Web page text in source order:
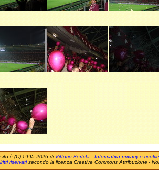
è (C) 1995-2026 di Vittorio Bertola - Informativa privacy e cookie
riservatisecondo la licenza Creative Commons Attribuzione -